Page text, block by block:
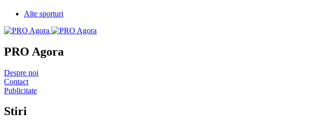
Alte sporturi
PRO Agora
Despre noi
Contact
Publicitate
Stiri